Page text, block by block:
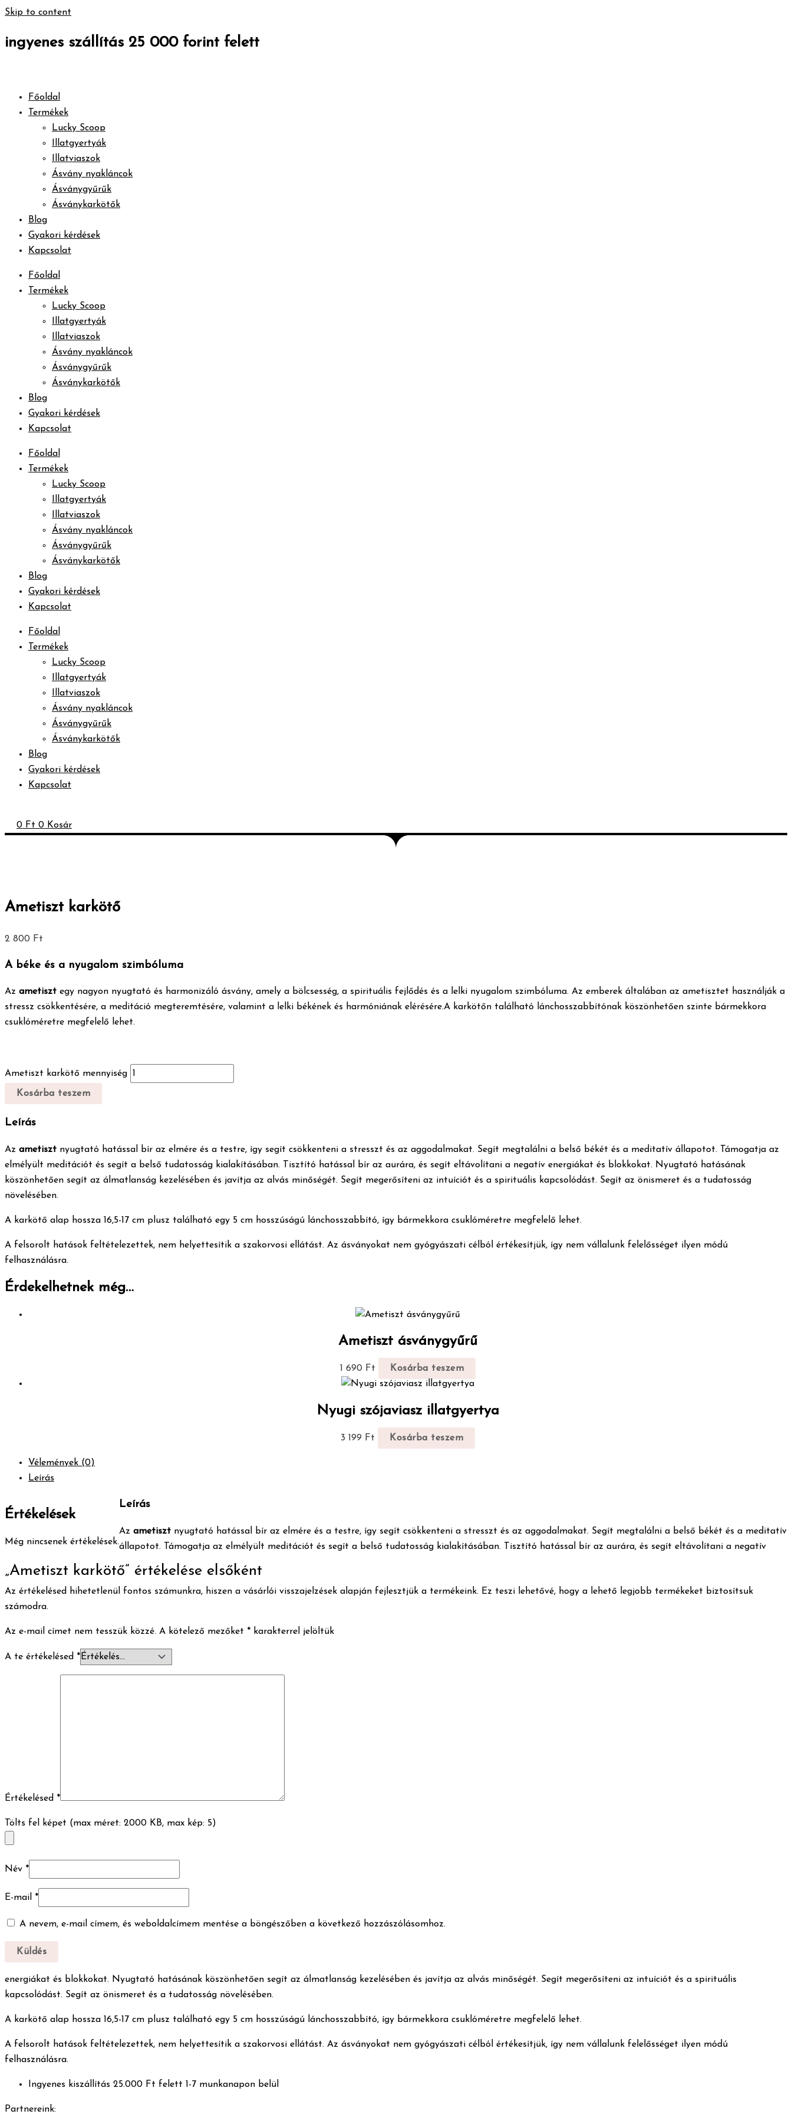
Skip to content
ingyenes szállítás 25 000 forint felett
Főoldal
Termékek
Lucky Scoop
Illatgyertyák
Illatviaszok
Ásvány nyakláncok
Ásványgyűrűk
Ásványkarkötők
Blog
Gyakori kérdések
Kapcsolat
Főoldal
Termékek
Lucky Scoop
Illatgyertyák
Illatviaszok
Ásvány nyakláncok
Ásványgyűrűk
Ásványkarkötők
Blog
Gyakori kérdések
Kapcsolat
Főoldal
Termékek
Lucky Scoop
Illatgyertyák
Illatviaszok
Ásvány nyakláncok
Ásványgyűrűk
Ásványkarkötők
Blog
Gyakori kérdések
Kapcsolat
Főoldal
Termékek
Lucky Scoop
Illatgyertyák
Illatviaszok
Ásvány nyakláncok
Ásványgyűrűk
Ásványkarkötők
Blog
Gyakori kérdések
Kapcsolat
0 Ft 0 Kosár
Ametiszt karkötő
2 800 Ft
A béke és a nyugalom szimbóluma
Az ametiszt egy nagyon nyugtató és harmonizáló ásvány, amely a bölcsesség, a spirituális fejlődés és a lelki nyugalom szimbóluma. Az emberek általában az ametisztet használják a
stressz csökkentésére, a meditáció megteremtésére, valamint a lelki békének és harmóniának elérésére.A karkötőn található lánchosszabbítónak köszönhetően szinte bármekkora
csuklóméretre megfelelő lehet.
Ametiszt karkötő mennyiség
Kosárba teszem
Leírás
Az ametiszt nyugtató hatással bír az elmére és a testre, így segít csökkenteni a stresszt és az aggodalmakat. Segít megtalálni a belső békét és a meditatív állapotot. Támogatja az
elmélyült meditációt és segít a belső tudatosság kialakításában. Tisztító hatással bír az aurára, és segít eltávolítani a negatív energiákat és blokkokat. Nyugtató hatásának
köszönhetően segít az álmatlanság kezelésében és javítja az alvás minőségét. Segít megerősíteni az intuíciót és a spirituális kapcsolódást. Segít az önismeret és a tudatosság
növelésében.
A karkötő alap hossza 16,5-17 cm plusz található egy 5 cm hosszúságú lánchosszabbító, így bármekkora csuklóméretre megfelelő lehet.
A felsorolt hatások feltételezettek, nem helyettesítik a szakorvosi ellátást. Az ásványokat nem gyógyászati célból értékesítjük, így nem vállalunk felelősséget ilyen módú
felhasználásra.
Érdekelhetnek még…
Ametiszt ásványgyűrű
1 690 Ft Kosárba teszem
Nyugi szójaviasz illatgyertya
3 199 Ft Kosárba teszem
Vélemények (0)
Leírás
Értékelések
Még nincsenek értékelések.
„Ametiszt karkötő” értékelése elsőként
Az értékelésed hihetetlenül fontos számunkra, hiszen a vásárlói visszajelzések alapján fejlesztjük a termékeink. Ez teszi lehetővé, hogy a lehető legjobb termékeket biztosítsuk
számodra.
Az e-mail címet nem tesszük közzé. A kötelező mezőket * karakterrel jelöltük
A te értékelésed *
Értékelésed *
Tölts fel képet (max méret: 2000 KB, max kép: 5)
Név *
E-mail *
A nevem, e-mail címem, és weboldalcímem mentése a böngészőben a következő hozzászólásomhoz.
Leírás
Az ametiszt nyugtató hatással bír az elmére és a testre, így segít csökkenteni a stresszt és az aggodalmakat. Segít megtalálni a belső békét és a meditatív
állapotot. Támogatja az elmélyült meditációt és segít a belső tudatosság kialakításában. Tisztító hatással bír az aurára, és segít eltávolítani a negatív
energiákat és blokkokat. Nyugtató hatásának köszönhetően segít az álmatlanság kezelésében és javítja az alvás minőségét. Segít megerősíteni az intuíciót és a spirituális
kapcsolódást. Segít az önismeret és a tudatosság növelésében.
A karkötő alap hossza 16,5-17 cm plusz található egy 5 cm hosszúságú lánchosszabbító, így bármekkora csuklóméretre megfelelő lehet.
A felsorolt hatások feltételezettek, nem helyettesítik a szakorvosi ellátást. Az ásványokat nem gyógyászati célból értékesítjük, így nem vállalunk felelősséget ilyen módú
felhasználásra.
Ingyenes kiszállítás 25.000 Ft felett 1-7 munkanapon belül
Partnereink: